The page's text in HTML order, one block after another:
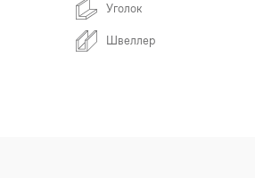
Уголок
Швеллер